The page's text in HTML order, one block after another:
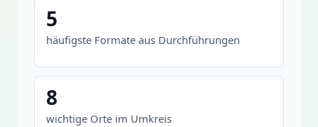
5
häufigste Formate aus Durchführungen
8
wichtige Orte im Umkreis